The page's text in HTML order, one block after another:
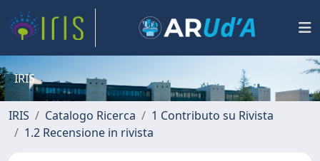
IRIS
IRIS Catalogo Ricerca
1 Contributo su Rivista
1.2 Recensione in rivista